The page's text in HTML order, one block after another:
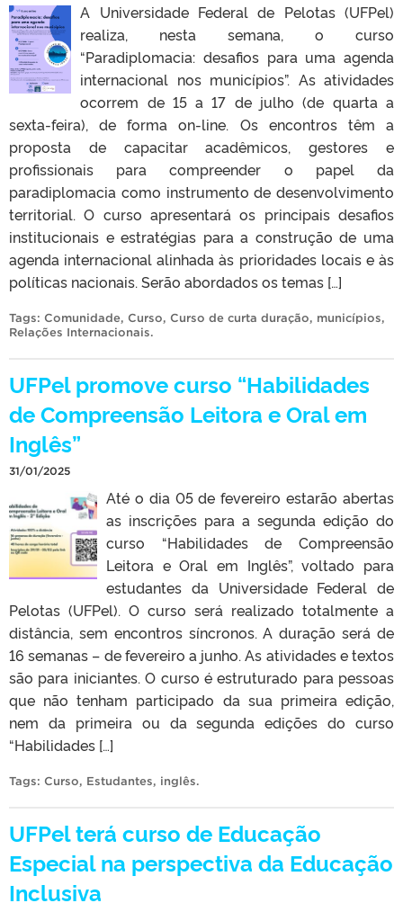
A Universidade Federal de Pelotas (UFPel)
realiza, nesta semana, o curso
“Paradiplomacia: desafios para uma agenda
internacional nos municípios”. As atividades
ocorrem de 15 a 17 de julho (de quarta a
sexta-feira), de forma on-line. Os encontros têm a
proposta de capacitar acadêmicos, gestores e
profissionais para compreender o papel da
paradiplomacia como instrumento de desenvolvimento
territorial. O curso apresentará os principais desafios
institucionais e estratégias para a construção de uma
agenda internacional alinhada às prioridades locais e às
políticas nacionais. Serão abordados os temas […]
Tags: Comunidade, Curso, Curso de curta duração, municípios,
Relações Internacionais.
UFPel promove curso “Habilidades
de Compreensão Leitora e Oral em
Inglês”
31/01/2025
Até o dia 05 de fevereiro estarão abertas
as inscrições para a segunda edição do
curso “Habilidades de Compreensão
Leitora e Oral em Inglês”, voltado para
estudantes da Universidade Federal de
Pelotas (UFPel). O curso será realizado totalmente a
distância, sem encontros síncronos. A duração será de
16 semanas – de fevereiro a junho. As atividades e textos
são para iniciantes. O curso é estruturado para pessoas
que não tenham participado da sua primeira edição,
nem da primeira ou da segunda edições do curso
“Habilidades […]
Tags: Curso, Estudantes, inglês.
UFPel terá curso de Educação
Especial na perspectiva da Educação
Inclusiva